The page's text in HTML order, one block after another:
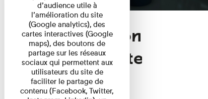
L'exposition
permanente
Articles
16/11/2021
d’audience utile à
l’amélioration du site
(Google analytics), des
cartes interactives (Google
maps), des boutons de
partage sur les réseaux
sociaux qui permettent aux
utilisateurs du site de
faciliter le partage de
contenu (Facebook, Twitter,